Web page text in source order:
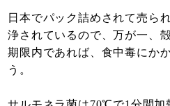
日本でパック詰めされて売ら
浄されているので、万が一、
期限内であれば、食中毒にか
う。